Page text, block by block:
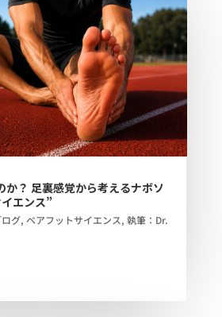
か？ 足裏感覚から考えるナボソ
エンス”
グ, ベアフットサイエンス, 執筆：Dr.